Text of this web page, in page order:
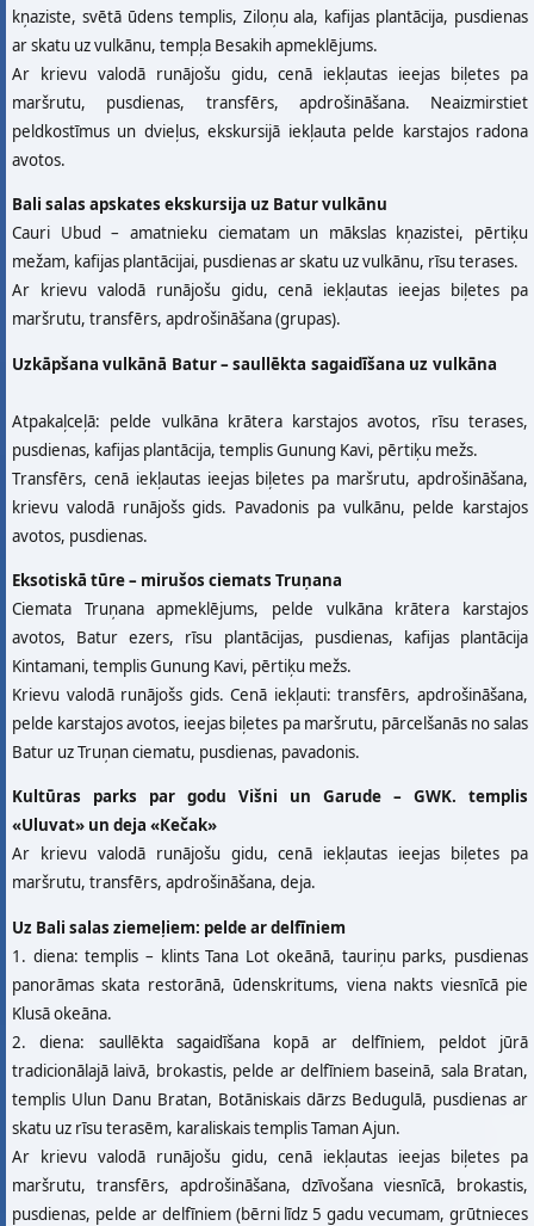
kņaziste, svētā ūdens templis, Ziloņu ala, kafijas plantācija, pusdienas
ar skatu uz vulkānu, tempļa Besakih apmeklējums.
Ar krievu valodā runājošu gidu, cenā iekļautas ieejas biļetes pa
maršrutu, pusdienas, transfērs, apdrošināšana. Neaizmirstiet
peldkostīmus un dvieļus, ekskursijā iekļauta pelde karstajos radona
avotos.
Bali salas apskates ekskursija uz Batur vulkānu
Cauri Ubud – amatnieku ciematam un mākslas kņazistei, pērtiķu
mežam, kafijas plantācijai, pusdienas ar skatu uz vulkānu, rīsu terases.
Ar krievu valodā runājošu gidu, cenā iekļautas ieejas biļetes pa
maršrutu, transfērs, apdrošināšana (grupas).
Uzkāpšana vulkānā Batur – saullēkta sagaidīšana uz vulkāna
Atpakaļceļā: pelde vulkāna krātera karstajos avotos, rīsu terases,
pusdienas, kafijas plantācija, templis Gunung Kavi, pērtiķu mežs.
Тransfērs, cenā iekļautas ieejas biļetes pa maršrutu, apdrošināšana,
krievu valodā runājošs gids. Pavadonis pa vulkānu, pelde karstajos
avotos, pusdienas.
Eksotiskā tūre – mirušos ciemats Truņana
Ciemata Truņana apmeklējums, pelde vulkāna krātera karstajos
avotos, Batur ezers, rīsu plantācijas, pusdienas, kafijas plantācija
Kintamani, templis Gunung Kavi, pērtiķu mežs.
Krievu valodā runājošs gids. Cenā iekļauti: transfērs, apdrošināšana,
pelde karstajos avotos, ieejas biļetes pa maršrutu, pārcelšanās no salas
Batur uz Truņan ciematu, pusdienas, pavadonis.
Kultūras parks par godu Višni un Garude – GWK. templis
«Uluvat» un deja «Кеčak»
Ar krievu valodā runājošu gidu, cenā iekļautas ieejas biļetes pa
maršrutu, transfērs, apdrošināšana, deja.
Uz Bali salas ziemeļiem: pelde ar delfīniem
1. diena: templis – klints Tana Lot okeānā, tauriņu parks, pusdienas
panorāmas skata restorānā, ūdenskritums, viena nakts viesnīcā pie
Klusā okeāna.
2. diena: saullēkta sagaidīšana kopā ar delfīniem, peldot jūrā
tradicionālajā laivā, brokastis, pelde ar delfīniem baseinā, sala Bratan,
templis Ulun Danu Bratan, Botāniskais dārzs Bedugulā, pusdienas ar
skatu uz rīsu terasēm, karaliskais templis Taman Ajun.
Ar krievu valodā runājošu gidu, cenā iekļautas ieejas biļetes pa
maršrutu, transfērs, apdrošināšana, dzīvošana viesnīcā, brokastis,
pusdienas, pelde ar delfīniem (bērni līdz 5 gadu vecumam, grūtnieces